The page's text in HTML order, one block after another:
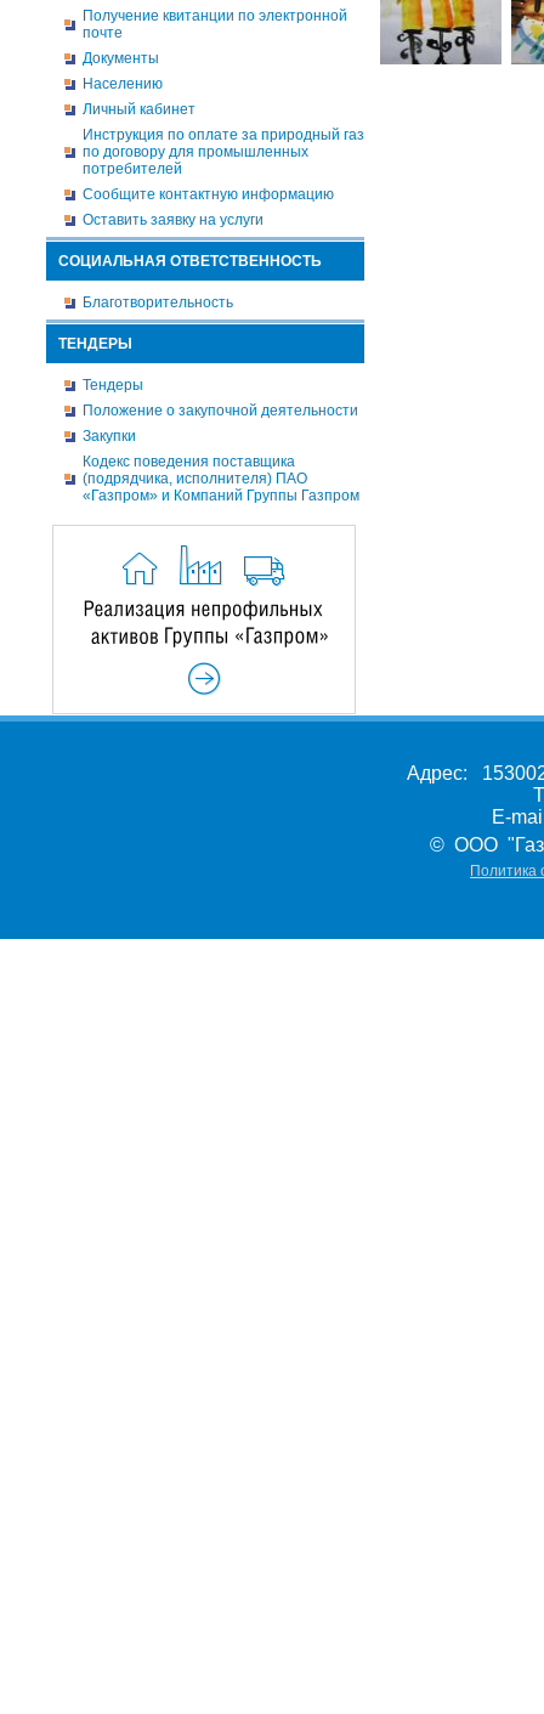
Получение квитанции по электронной
почте
Документы
Населению
Личный кабинет
Инструкция по оплате за природный газ
по договору для промышленных
потребителей
Сообщите контактную информацию
Оставить заявку на услуги
СОЦИАЛЬНАЯ ОТВЕТСТВЕННОСТЬ
Благотворительность
ТЕНДЕРЫ
Тендеры
Положение о закупочной деятельности
Закупки
Кодекс поведения поставщика
(подрядчика, исполнителя) ПАО
«Газпром» и Компаний Группы Газпром
Адрес:
E-
© ООО
Политика